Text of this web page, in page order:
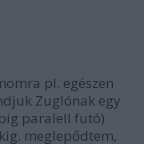
pl. egészen
Zuglónak egy
paralell futó)
meglepődtem,